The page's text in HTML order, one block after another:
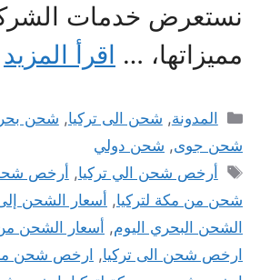
نستعرض خدمات
مميزاتها، … اقرأ المزيد
التصنيفات
المدونة, شحن الى تركيا, شحن
شحن جوى, شحن دولي
الوسوم
أرخص شحن الي تركيا, أرخص شحن
شحن من مكة لتركيا, أسعار الشحن
الشحن البحري اليوم, أسعار الشحن
ارخص شحن الى تركيا, ارخص شحن من